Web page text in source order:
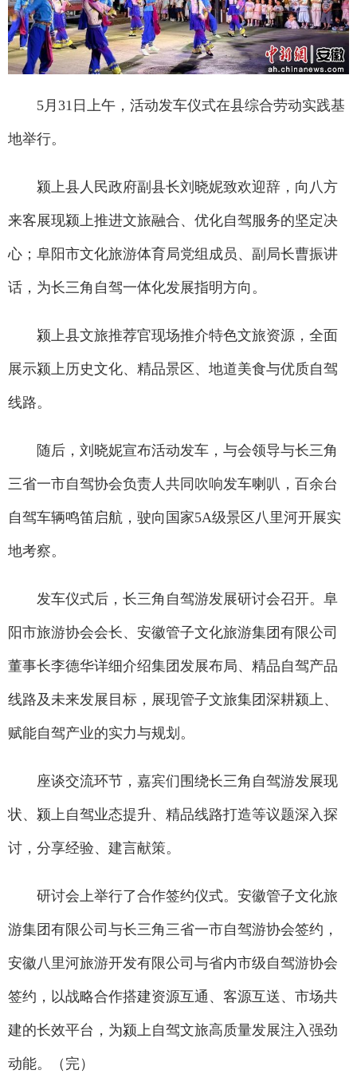
5月31日上午，活动发车仪式在县综合劳动实践基
地举行。
颍上县人民政府副县长刘晓妮致欢迎辞，向八方
来客展现颍上推进文旅融合、优化自驾服务的坚定决
心；阜阳市文化旅游体育局党组成员、副局长曹振讲
话，为长三角自驾一体化发展指明方向。
颍上县文旅推荐官现场推介特色文旅资源，全面
展示颍上历史文化、精品景区、地道美食与优质自驾
线路。
随后，刘晓妮宣布活动发车，与会领导与长三角
三省一市自驾协会负责人共同吹响发车喇叭，百余台
自驾车辆鸣笛启航，驶向国家5A级景区八里河开展实
地考察。
发车仪式后，长三角自驾游发展研讨会召开。阜
阳市旅游协会会长、安徽管子文化旅游集团有限公司
董事长李德华详细介绍集团发展布局、精品自驾产品
线路及未来发展目标，展现管子文旅集团深耕颍上、
赋能自驾产业的实力与规划。
座谈交流环节，嘉宾们围绕长三角自驾游发展现
状、颍上自驾业态提升、精品线路打造等议题深入探
讨，分享经验、建言献策。
研讨会上举行了合作签约仪式。安徽管子文化旅
游集团有限公司与长三角三省一市自驾游协会签约，
安徽八里河旅游开发有限公司与省内市级自驾游协会
签约，以战略合作搭建资源互通、客源互送、市场共
建的长效平台，为颍上自驾文旅高质量发展注入强劲
动能。（完）